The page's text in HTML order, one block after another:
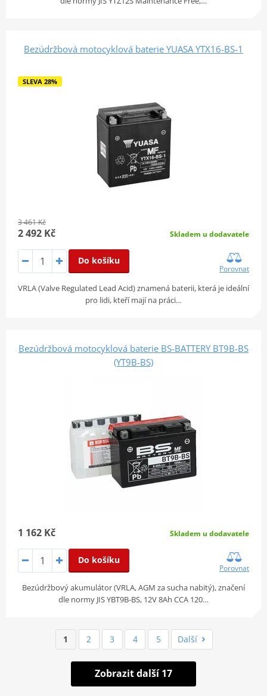
Bezúdržbová motocyklová baterie YUASA YTX16-BS-1
SLEVA 28%
3 461 Kč
2 492 Kč Skladem u dodavatele
Do košíku
Porovnat
VRLA (Valve Regulated Lead Acid) znamená baterii, která je ideální
pro lidi, kteří mají na práci…
Bezúdržbová motocyklová baterie BS-BATTERY BT9B-BS
(YT9B-BS)
1 162 Kč Skladem u dodavatele
Do košíku
Porovnat
Bezúdržbový akumulátor (VRLA, AGM za sucha nabitý), značení
dle normy JIS YBT9B-BS, 12V 8Ah CCA 120…
1 2 3 4 5 Další
Zobrazit další 17